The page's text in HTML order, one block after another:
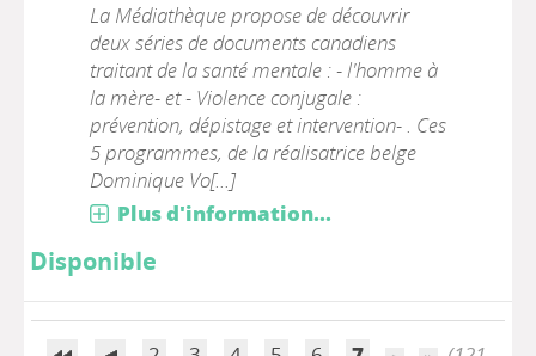
La Médiathèque propose de découvrir
deux séries de documents canadiens
traitant de la santé mentale : - l'homme à
la mère- et - Violence conjugale :
prévention, dépistage et intervention- . Ces
5 programmes, de la réalisatrice belge
Dominique Vo[...]
Plus d'information...
Disponible